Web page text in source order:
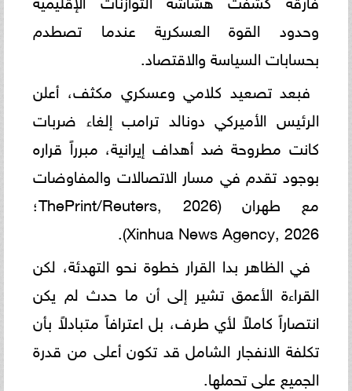
وحدود القوة العسكرية عندما تصطدم
بحسابات السياسة والاقتصاد.
فبعد تصعيد كلامي وعسكري مكثف، أعلن
الرئيس الأميركي دونالد ترامب إلغاء ضربات
كانت مطروحة ضد أهداف إيرانية، مبرراً قراره
بوجود تقدم في مسار الاتصالات والمفاوضات
مع طهران (ThePrint/Reuters, 2026؛
Xinhua News Agency, 2026).
في الظاهر بدا القرار خطوة نحو التهدئة، لكن
القراءة الأعمق تشير إلى أن ما حدث لم يكن
انتصاراً كاملاً لأي طرف، بل اعترافاً متبادلاً بأن
تكلفة الانفجار الشامل قد تكون أعلى من قدرة
الجميع على تحملها.